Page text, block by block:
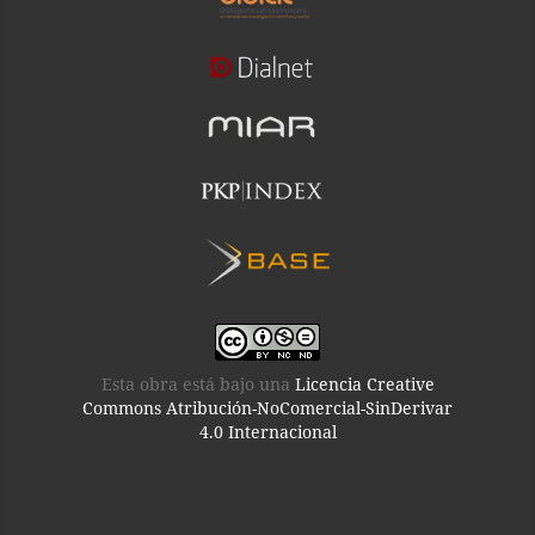
Esta obra está bajo una Licencia Creative
Commons Atribución-NoComercial-SinDerivar
4.0 Internacional